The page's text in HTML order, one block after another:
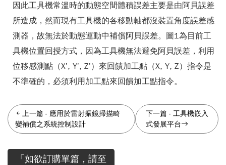
因此工具機常溫時的動態空間體積誤差主要是由阿貝誤差
所造成，然而現有工具機的各移動軸都沒裝置角度誤差感
測器，故無法於動態運動中補償阿貝誤差。圖1為目前工
具機位置回授方式，因為工具機無法避免阿貝誤差，利用
位移感測點（X’, Y’, Z’）來回饋加工點（X, Y, Z）指令是
不準確的，必須利用加工點來回饋加工點指令。
上一篇 - 應用於雷射振鏡掃描畸
變補償之系統控制設計
下一篇- 工具機嵌入
式發展平台
「如欲訂購單篇，請至